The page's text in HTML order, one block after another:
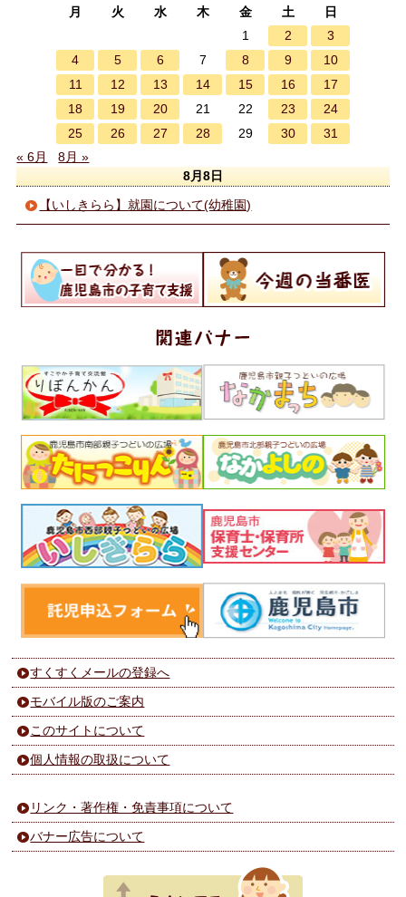
月
火 水 木 金 土
日
1
2
3
4
5 6 7 8 9
10
11
12 13 14 15 16
17
18
19 20 21 22 23
24
25
26 27 28 29 30
31
« 6月
8月 »
8月8日
【いしきらら】就園について(幼稚園)
すくすくメールの登録へ
モバイル版のご案内
このサイトについて
個人情報の取扱について
リンク・著作権・免責事項について
バナー広告について